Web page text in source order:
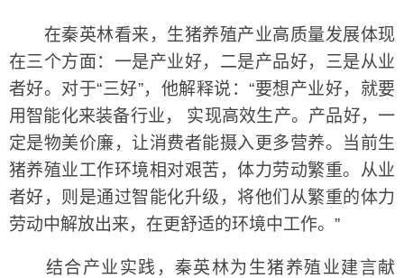
在秦英林看来，生猪养殖产业高质量发展体现
在三个方面：一是产业好，二是产品好，三是从业
者好。对于“三好”，他解释说：“要想产业好，就要
用智能化来装备行业， 实现高效生产。产品好，一
定是物美价廉，让消费者能摄入更多营养。当前生
猪养殖业工作环境相对艰苦，体力劳动繁重。从业
者好，则是通过智能化升级，将他们从繁重的体力
劳动中解放出来，在更舒适的环境中工作。”
结合产业实践，秦英林为生猪养殖业建言献